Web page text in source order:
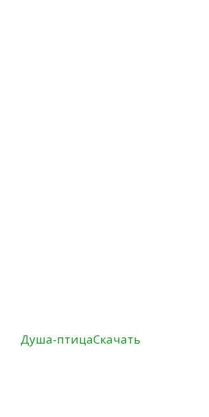
Душа-птицаСкачать